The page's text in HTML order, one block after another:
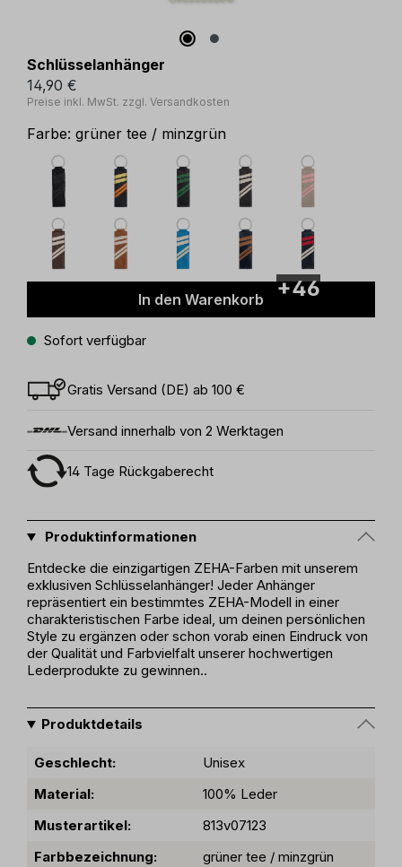
Schlüsselanhänger
14,90 €
Preise inkl. MwSt. zzgl. Versandkosten
Sofort verfügbar
Farbe: grüner tee / minzgrün
+46
In den Warenkorb
Gratis Versand (DE) ab 100 €
Versand innerhalb von 2 Werktagen
14 Tage Rückgaberecht
Produktinformationen
Entdecke die einzigartigen ZEHA-Farben mit unserem
exklusiven Schlüsselanhänger! Jeder Anhänger
repräsentiert ein bestimmtes ZEHA-Modell in einer
charakteristischen Farbe ideal, um deinen persönlichen
Style zu ergänzen oder schon vorab einen Eindruck von
der Qualität und Farbvielfalt unserer hochwertigen
Lederprodukte zu gewinnen..
Produktdetails
Geschlecht:
Unisex
Material:
100% Leder
Musterartikel:
813v07123
Farbbezeichnung:
grüner tee / minzgrün